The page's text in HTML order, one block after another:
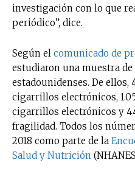
investigación con lo que
periódico”, dice.
Según el comunicado de
estudiaron una muestra de
estadounidenses. De ellos,
cigarrillos electrónicos,
cigarrillos electrónicos y
fragilidad. Todos los
2018 como parte de la
Salud y Nutrición